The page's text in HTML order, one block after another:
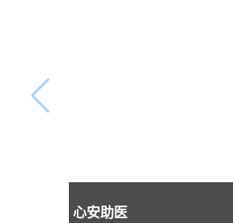
心安助医